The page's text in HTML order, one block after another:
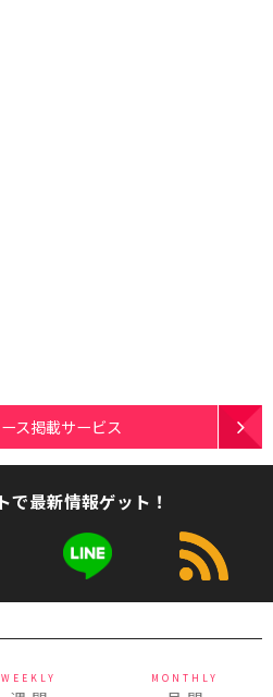
ス掲載サービス
で最新情報ゲット！
WEEKLY MONTHLY